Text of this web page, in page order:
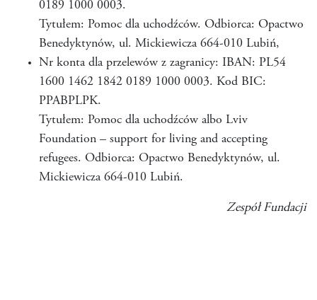
0189 1000 0003.
Tytułem: Pomoc dla uchodźców. Odbiorca: Opactwo
Benedyktynów, ul. Mickiewicza 664-010 Lubiń,
Nr konta dla przelewów z zagranicy: IBAN: PL54
1600 1462 1842 0189 1000 0003. Kod BIC:
PPABPLPK.
Tytułem: Pomoc dla uchodźców albo Lviv
Foundation – support for living and accepting
refugees. Odbiorca: Opactwo Benedyktynów, ul.
Mickiewicza 664-010 Lubiń.
Zespół Fundacji